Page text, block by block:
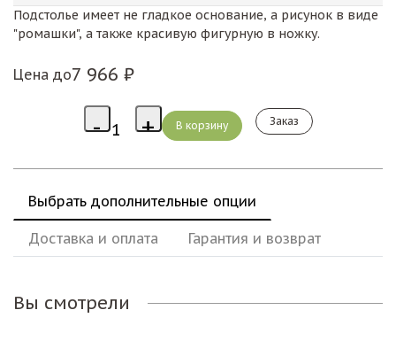
Подстолье имеет не гладкое основание, а рисунок в виде
"ромашки", а также красивую фигурную в ножку.
Цена до7 966 ₽
Заказ
Выбрать дополнительные опции
Доставка и оплата Гарантия и возврат
Вы смотрели